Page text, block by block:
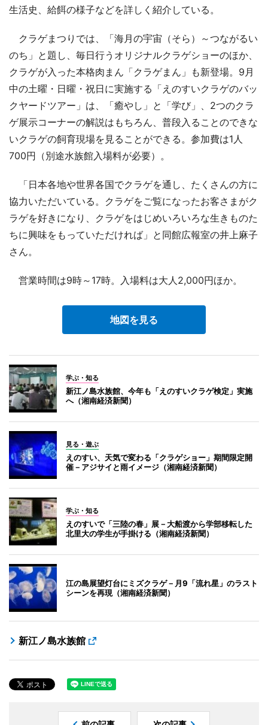
生活史、給餌の様子などを詳しく紹介している。
クラゲまつりでは、「海月の宇宙（そら）～つながるい
のち」と題し、毎日行うオリジナルクラゲショーのほか、
クラゲが入った本格肉まん「クラゲまん」も新登場。9月
中の土曜・日曜・祝日に実施する「えのすいクラゲのバッ
クヤードツアー」は、「癒やし」と「学び」、2つのクラ
ゲ展示コーナーの解説はもちろん、普段入ることのできな
いクラゲの飼育現場を見ることができる。参加費は1人
700円（別途水族館入場料が必要）。
「日本各地や世界各国でクラゲを通し、たくさんの方に
協力いただいている。クラゲをご覧になったお客さまがク
ラゲを好きになり、クラゲをはじめいろいろな生きものた
ちに興味をもっていただければ」と同館広報室の井上麻子
さん。
営業時間は9時～17時。入場料は大人2,000円ほか。
地図を見る
学ぶ・知る
新江ノ島水族館、今年も「えのすいクラゲ検定」実施
へ（湘南経済新聞）
見る・遊ぶ
えのすい、天気で変わる「クラゲショー」期間限定開
催－アジサイと雨イメージ（湘南経済新聞）
学ぶ・知る
えのすいで「三陸の春」展－大船渡から学部移転した
北里大の学生が手掛ける（湘南経済新聞）
江の島展望灯台にミズクラゲ－月9「流れ星」のラスト
シーンを再現（湘南経済新聞）
新江ノ島水族館